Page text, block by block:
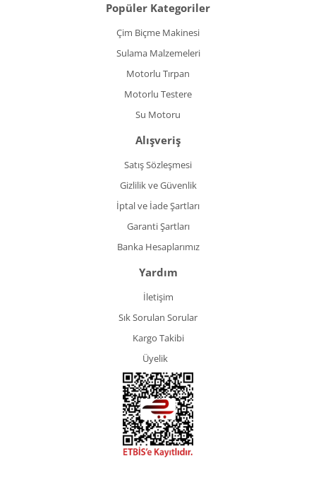
Popüler Kategoriler
Çim Biçme Makinesi
Sulama Malzemeleri
Motorlu Tırpan
Motorlu Testere
Su Motoru
Alışveriş
Satış Sözleşmesi
Gizlilik ve Güvenlik
İptal ve İade Şartları
Garanti Şartları
Banka Hesaplarımız
Yardım
İletişim
Sık Sorulan Sorular
Kargo Takibi
Üyelik